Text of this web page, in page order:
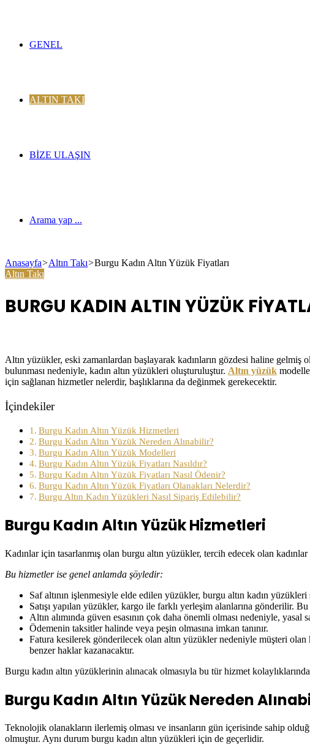
GENEL
ALTIN TAKI
BIZE ULAŞIN
Arama yap ...
Anasayfa>Altın Takı>Burgu Kadın Altın Yüzük Fiyatları
Altın Takı
BURGU KADIN ALTIN YÜZÜK
Altın yüzükler, eski zamanlardan başlayarak kadınların gözdesi haline gelmiş
bulunması nedeniyle, kadın altın yüzükleri oluşturuluştur. Altın yüzük
için sağlanan hizmetler nelerdir, başlıklarına da değinmek gerekecektir.
İçindekiler
Burgu Kadın Altın Yüzük Hizmetleri
Burgu Kadın Altın Yüzük Nereden Alınabilir?
Burgu Kadın Altın Yüzük Modelleri
Burgu Kadın Altın Yüzük Fiyatları Nasıldır?
Burgu Kadın Altın Yüzük Fiyatları Nasıl Ödenir?
Burgu Kadın Altın Yüzük Fiyatları Olanakları Nelerdir?
Burgu Altın Kadın Yüzükleri Nasıl Sipariş Edilebilir?
Burgu Kadın Altın Yüzük Hizmetleri
Kadınlar için tasarlanmış olan burgu altın yüzükler, tercih edecek olan
Bu hizmetler ise genel anlamda şöyledir:
Saf altının işlenmesiyle elde edilen yüzükler, burgu altın kadın yüzükleri
Satışı yapılan yüzükler, kargo ile farklı yerleşim alanlarına gönderilir.
Altın alımında güven esasının çok daha önemli olması nedeniyle,
Ödemenin taksitler halinde veya peşin olmasına imkan tanınır.
Fatura kesilerek gönderilecek olan altın yüzükler nedeniyle müşteri
benzer haklar kazanacaktır.
Burgu kadın altın yüzüklerinin alınacak olmasıyla bu tür hizmet
Burgu Kadın Altın Yüzük Nereden
Teknolojik olanakların ilerlemiş olması ve insanların gün içerisinde sahip
olmuştur. Aynı durum burgu kadın altın yüzükleri için de geçerlidir.